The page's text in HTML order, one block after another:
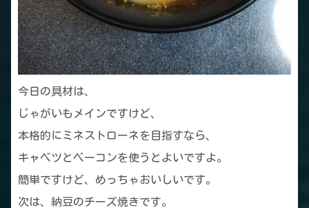
今日の具材は、
じゃがいもメインですけど、
本格的にミネストローネを目指すなら、
キャベツとベーコンを使うとよいですよ。
簡単ですけど、めっちゃおいしいです。
次は、納豆のチーズ焼きです。